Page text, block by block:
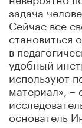
задача
Сейчас все
становиться
в
удобный
используют
материал», –
основатель